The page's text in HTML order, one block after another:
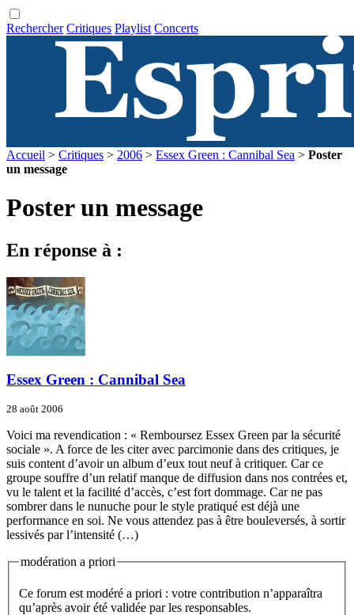
Rechercher Critiques Playlist Concerts
Accueil > Critiques > 2006 > Essex Green : Cannibal Sea > Poster
un message
Poster un message
En réponse à :
Essex Green : Cannibal Sea
28 août 2006
Voici ma revendication : « Remboursez Essex Green par la sécurité
sociale ». A force de les citer avec parcimonie dans des critiques, je
suis content d’avoir un album d’eux tout neuf à critiquer. Car ce
groupe souffre d’un relatif manque de diffusion dans nos contrées et,
vu le talent et la facilité d’accès, c’est fort dommage. Car ne pas
sombrer dans le nunuche pour le style pratiqué est déjà une
performance en soi. Ne vous attendez pas à être bouleversés, à sortir
lessivés par l’intensité (…)
modération a priori
Ce forum est modéré a priori : votre contribution n’apparaîtra
qu’après avoir été validée par les responsables.